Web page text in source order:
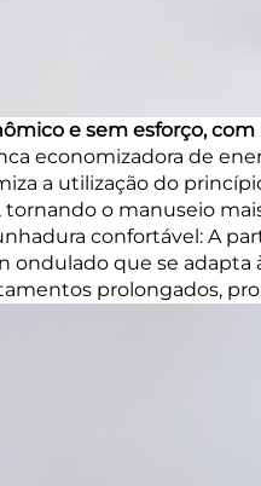
e sem esforço,
economizadora de
a utilização do
tornando o manuseio
confortável: A
ondulado que se adapta
prolongados,